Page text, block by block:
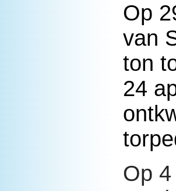
Op
van
ton
24
Op